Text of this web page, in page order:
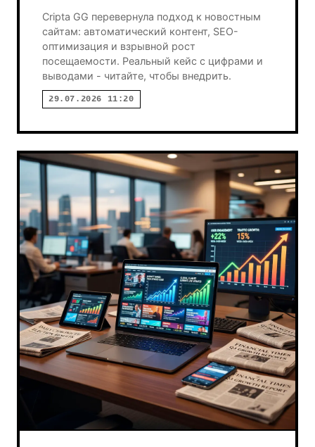
Cripta GG перевернула подход к новостным
сайтам: автоматический контент, SEO-
оптимизация и взрывной рост
посещаемости. Реальный кейс с цифрами и
выводами - читайте, чтобы внедрить.
29.07.2026 11:20